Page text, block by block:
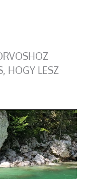
HOGY LESZ